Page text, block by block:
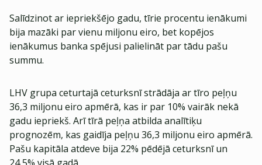
Salīdzinot ar iepriekšējo gadu, tīrie procentu ienākumi
bija mazāki par vienu miljonu eiro, bet kopējos
ienākumus banka spējusi palielināt par tādu pašu
summu.
LHV grupa ceturtajā ceturksnī strādāja ar tīro peļņu
36,3 miljonu eiro apmērā, kas ir par 10% vairāk nekā
gadu iepriekš. Arī tīrā peļņa atbilda analītiķu
prognozēm, kas gaidīja peļņu 36,3 miljonu eiro apmērā.
Pašu kapitāla atdeve bija 22% pēdējā ceturksnī un